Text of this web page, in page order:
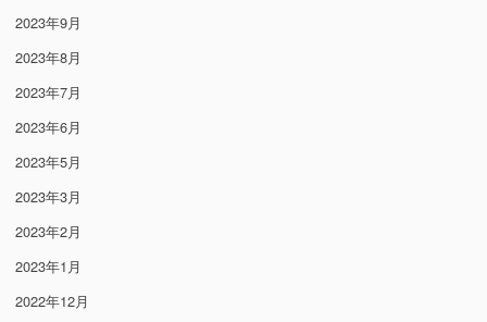
2023年9月
2023年8月
2023年7月
2023年6月
2023年5月
2023年3月
2023年2月
2023年1月
2022年12月